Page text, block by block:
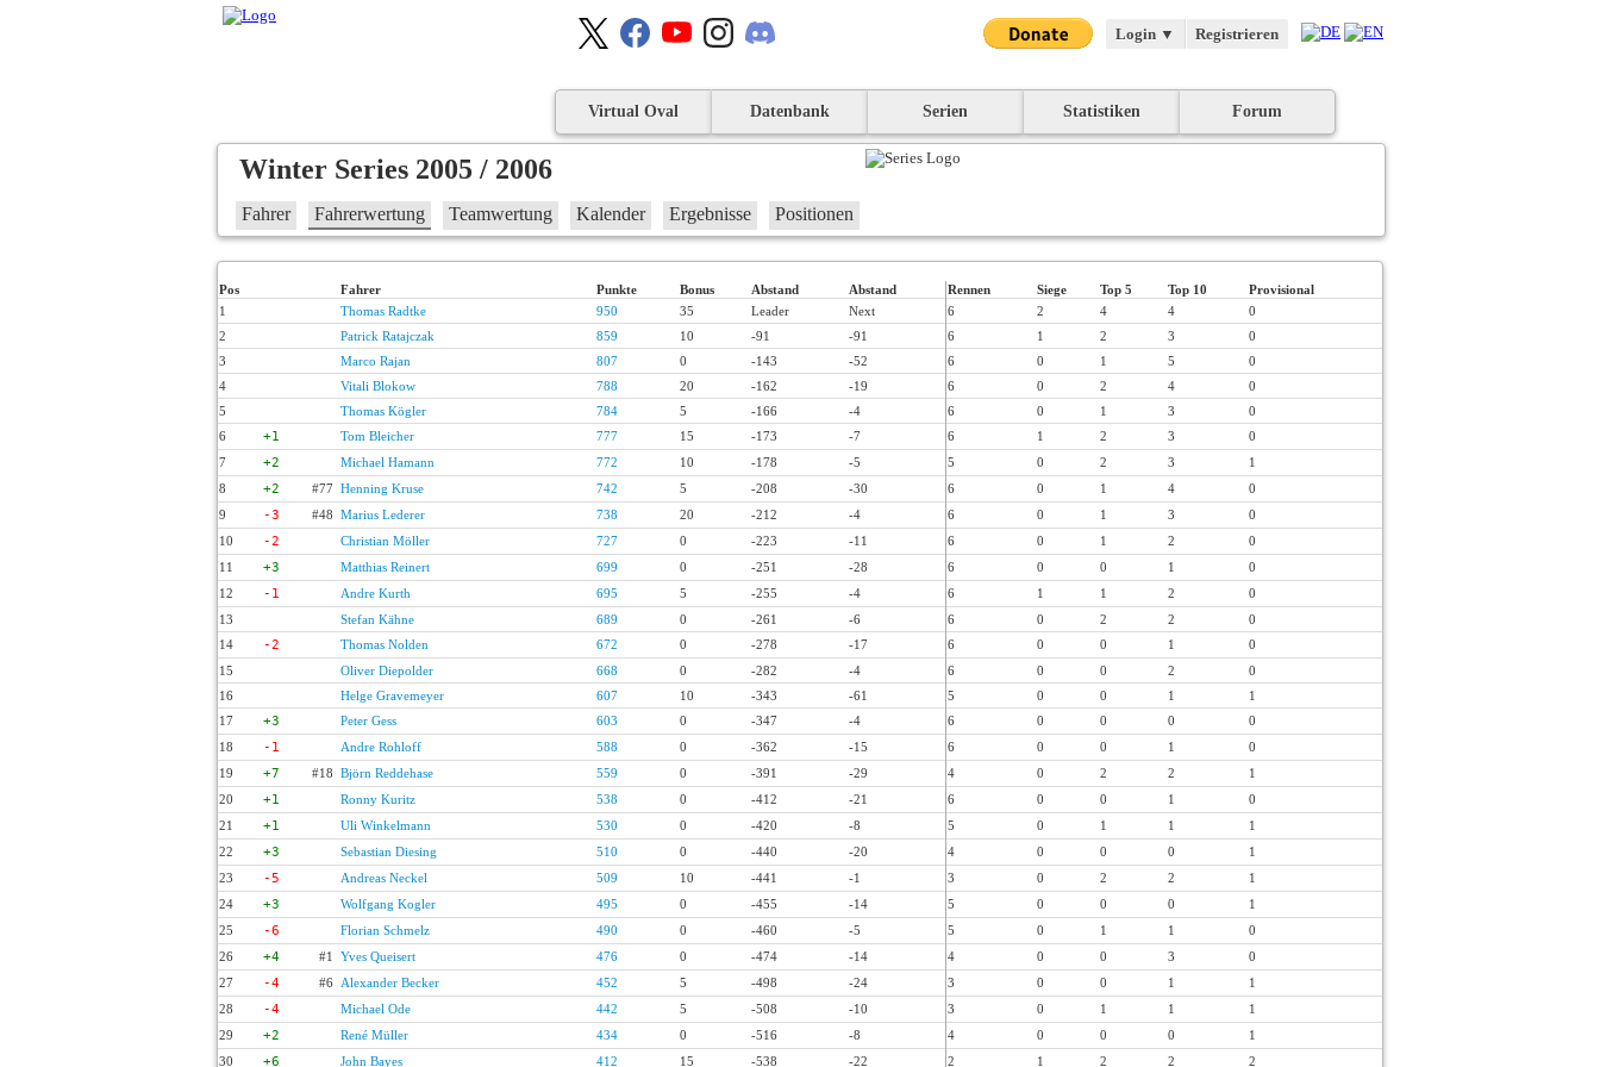
Login ▼ Registrieren
Virtual Oval Datenbank Serien Statistiken Forum
Winter Series 2005 / 2006
Fahrer Fahrerwertung Teamwertung Kalender Ergebnisse Positionen
Pos Fahrer Punkte Bonus Abstand Abstand Rennen Siege Top 5 Top 10
Provisional
1
Thomas Radtke 950 35 Leader Next 6 2 4 4
0
2
Patrick Ratajczak 859 10 -91 -91 6 1 2 3
0
3
Marco Rajan 807 0 -143 -52 6 0 1 5
0
4
Vitali Blokow 788 20 -162 -19 6 0 2 4
0
5
Thomas Kögler 784 5 -166 -4 6 0 1 3
0
6
+1 Tom Bleicher 777 15 -173 -7 6 1 2 3
0
7
+2 Michael Hamann 772 10 -178 -5 5 0 2 3
1
8
+2 #77 Henning Kruse 742 5 -208 -30 6 0 1 4
0
9
-3 #48 Marius Lederer 738 20 -212 -4 6 0 1 3
0
10
-2 Christian Möller 727 0 -223 -11 6 0 1 2
0
11
+3 Matthias Reinert 699 0 -251 -28 6 0 0 1
0
12
-1 Andre Kurth 695 5 -255 -4 6 1 1 2
0
13
Stefan Kähne 689 0 -261 -6 6 0 2 2
0
14
-2 Thomas Nolden 672 0 -278 -17 6 0 0 1
0
15
Oliver Diepolder 668 0 -282 -4 6 0 0 2
0
16
Helge Gravemeyer 607 10 -343 -61 5 0 0 1
1
17
+3 Peter Gess 603 0 -347 -4 6 0 0 0
0
18
-1 Andre Rohloff 588 0 -362 -15 6 0 0 1
0
19
+7 #18 Björn Reddehase 559 0 -391 -29 4 0 2 2
1
20
+1 Ronny Kuritz 538 0 -412 -21 6 0 0 1
0
21
+1 Uli Winkelmann 530 0 -420 -8 5 0 1 1
1
22
+3 Sebastian Diesing 510 0 -440 -20 4 0 0 0
1
23
-5 Andreas Neckel 509 10 -441 -1 3 0 2 2
1
24
+3 Wolfgang Kogler 495 0 -455 -14 5 0 0 0
1
25
-6 Florian Schmelz 490 0 -460 -5 5 0 1 1
0
26
+4 #1 Yves Queisert 476 0 -474 -14 4 0 0 3
0
27
-4 #6 Alexander Becker 452 5 -498 -24 3 0 0 1
1
28
-4 Michael Ode 442 5 -508 -10 3 0 1 1
1
29
+2 René Müller 434 0 -516 -8 4 0 0 0
1
30
+6 John Bayes 412 15 -538 -22 2 1 2 2 2